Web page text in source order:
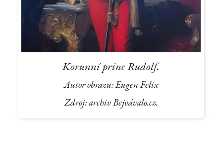
Korunní princ Rudolf.
Autor obrazu: Eugen Felix
Zdroj: archiv Bejvávalo.cz.